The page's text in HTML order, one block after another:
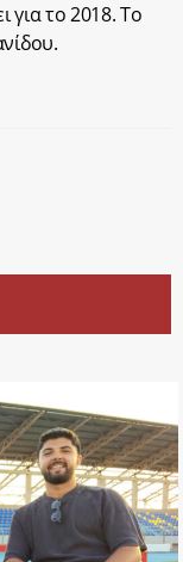
για το 2018. Το